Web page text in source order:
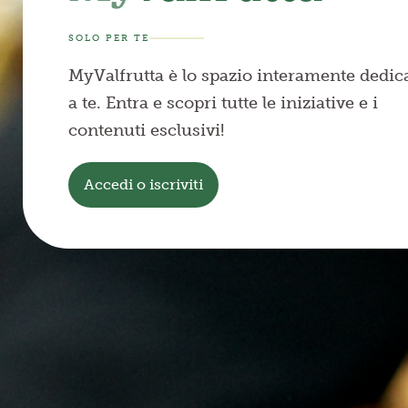
SOLO PER TE
MyValfrutta è lo spazio interamente
a te. Entra e scopri tutte le iniziative e i
contenuti esclusivi!
Accedi o iscriviti